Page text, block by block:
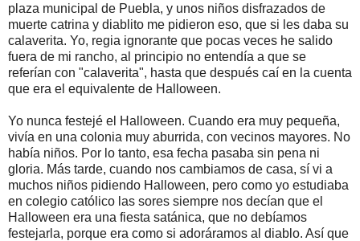
plaza municipal de Puebla, y unos niños disfrazados de
muerte catrina y diablito me pidieron eso, que si les daba su
calaverita. Yo, regia ignorante que pocas veces he salido
fuera de mi rancho, al principio no entendía a que se
referían con "calaverita", hasta que después caí en la cuenta
que era el equivalente de Halloween.
Yo nunca festejé el Halloween. Cuando era muy pequeña,
vivía en una colonia muy aburrida, con vecinos mayores. No
había niños. Por lo tanto, esa fecha pasaba sin pena ni
gloria. Más tarde, cuando nos cambiamos de casa, sí vi a
muchos niños pidiendo Halloween, pero como yo estudiaba
en colegio católico las sores siempre nos decían que el
Halloween era una fiesta satánica, que no debíamos
festejarla, porque era como si adoráramos al diablo. Así que